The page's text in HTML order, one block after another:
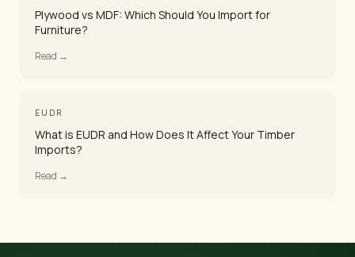
Plywood vs MDF: Which Should You Import for
Furniture?
Read →
EUDR
What is EUDR and How Does It Affect Your Timber
Imports?
Read →